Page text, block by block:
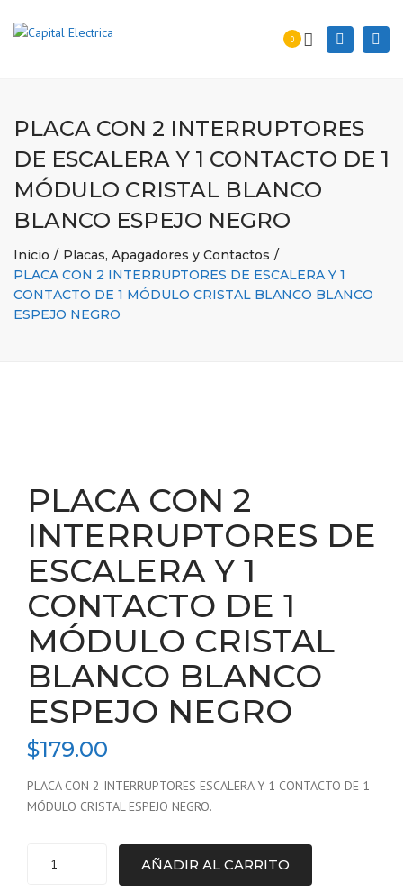
0 Search
PLACA CON 2 INTERRUPTORES
DE ESCALERA Y 1 CONTACTO DE 1
MÓDULO CRISTAL BLANCO
BLANCO ESPEJO NEGRO
Inicio
Placas, Apagadores y Contactos
PLACA CON 2 INTERRUPTORES DE ESCALERA Y 1
CONTACTO DE 1 MÓDULO CRISTAL BLANCO BLANCO
ESPEJO NEGRO
PLACA CON 2
INTERRUPTORES DE
ESCALERA Y 1
CONTACTO DE 1
MÓDULO CRISTAL
BLANCO BLANCO
ESPEJO NEGRO
$179.00
PLACA CON 2 INTERRUPTORES ESCALERA Y 1 CONTACTO DE 1
MÓDULO CRISTAL ESPEJO NEGRO.
PLACA
AÑADIR AL CARRITO